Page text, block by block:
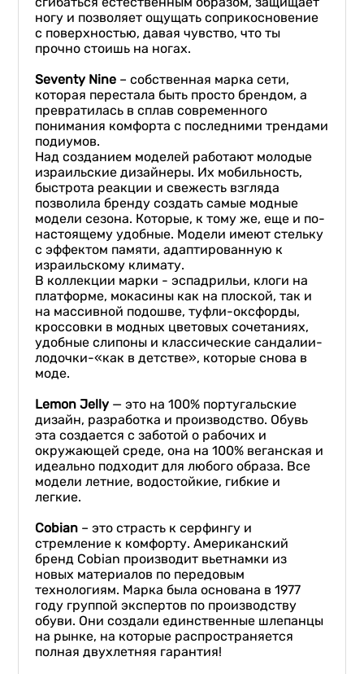
ногу и позволяет ощущать соприкосновение
с поверхностью, давая чувство, что ты
прочно стоишь на ногах.
Seventy Nine – собственная марка сети,
которая перестала быть просто брендом, а
превратилась в сплав современного
понимания комфорта с последними трендами
подиумов.
Над созданием моделей работают молодые
израильские дизайнеры. Их мобильность,
быстрота реакции и свежесть взгляда
позволила бренду создать самые модные
модели сезона. Которые, к тому же, еще и по-
настоящему удобные. Модели имеют стельку
с эффектом памяти, адаптированную к
израильскому климату.
В коллекции марки - эспадрильи, клоги на
платформе, мокасины как на плоской, так и
на массивной подошве, туфли-оксфорды,
кроссовки в модных цветовых сочетаниях,
удобные слипоны и классические сандалии-
лодочки-«как в детстве», которые снова в
моде.
Lemon Jelly — это на 100% португальские
дизайн, разработка и производство. Обувь
эта создается с заботой о рабочих и
окружающей среде, она на 100% веганская и
идеально подходит для любого образа. Все
модели летние, водостойкие, гибкие и
легкие.
Cobian – это страсть к серфингу и
стремление к комфорту. Американский
бренд Cobian производит вьетнамки из
новых материалов по передовым
технологиям. Марка была основана в 1977
году группой экспертов по производству
обуви. Они создали единственные шлепанцы
на рынке, на которые распространяется
полная двухлетняя гарантия!